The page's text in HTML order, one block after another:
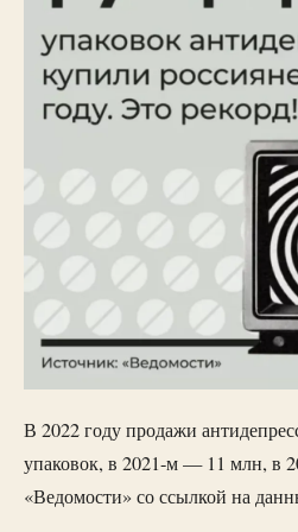
В 2022 году продажи
упаковок, в 2021-м — 11 млн, в
«Ведомости» со ссылкой на